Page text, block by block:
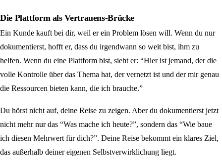
Die Plattform als Vertrauens-Brücke
Ein Kunde kauft bei dir, weil er ein Problem lösen will. Wenn du nur
dokumentierst, hofft er, dass du irgendwann so weit bist, ihm zu
helfen. Wenn du eine Plattform bist, sieht er: “Hier ist jemand, der die
volle Kontrolle über das Thema hat, der vernetzt ist und der mir genau
die Ressourcen bieten kann, die ich brauche.”
Du hörst nicht auf, deine Reise zu zeigen. Aber du dokumentierst jetzt
nicht mehr nur das “Was mache ich heute?”, sondern das “Wie baue
ich diesen Mehrwert für dich?”. Deine Reise bekommt ein klares Ziel,
das außerhalb deiner eigenen Selbstverwirklichung liegt.